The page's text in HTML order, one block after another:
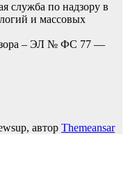
служба по надзору в
и массовых
– ЭЛ № ФС 77 —
автор Themeansar